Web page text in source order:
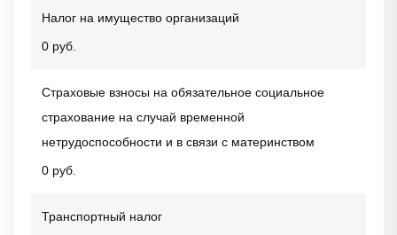
Налог на имущество организаций
0 руб.
Страховые взносы на обязательное социальное
страхование на случай временной
нетрудоспособности и в связи с материнством
0 руб.
Транспортный налог